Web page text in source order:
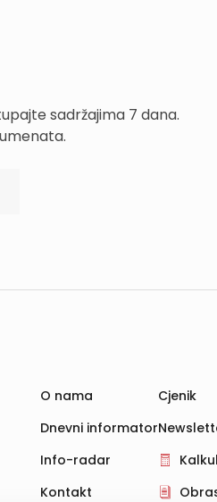
sadržajima 7 dana.
O nama
Dnevni informator
Info-radar
Kontakt
Cjenik